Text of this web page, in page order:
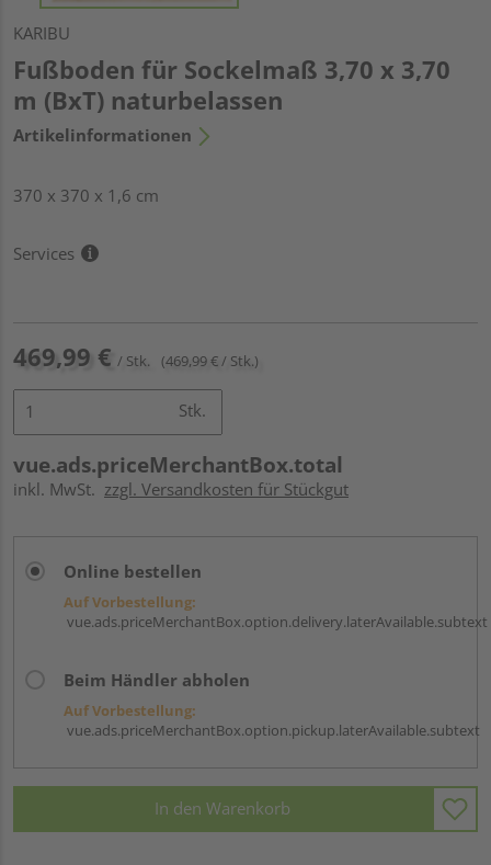
KARIBU
Fußboden für Sockelmaß 3,70 x 3,70
m (BxT) naturbelassen
Artikelinformationen
370 x 370 x 1,6 cm
Services
469,99 € / Stk. (469,99 € / Stk.)
Stk.
vue.ads.priceMerchantBox.total
inkl. MwSt. zzgl. Versandkosten für Stückgut
Online bestellen
Auf Vorbestellung:
vue.ads.priceMerchantBox.option.delivery.laterAvailable.subtext
Beim Händler abholen
Auf Vorbestellung:
vue.ads.priceMerchantBox.option.pickup.laterAvailable.subtext
In den Warenkorb